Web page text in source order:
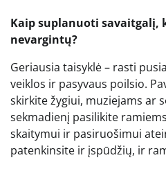
Kaip suplanuoti savaitgalį,
nevargintų?
Geriausia taisyklė – rasti
veiklos ir pasyvaus poilsio.
skirkite žygiui, muziejams ar
sekmadienį pasilikite
skaitymui ir pasiruošimui
patenkinsite ir įspūdžių, ir